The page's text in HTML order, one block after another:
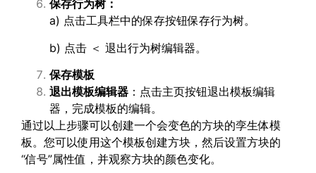
保存行为树：
a) 点击工具栏中的保存按钮保存行为树。
b) 点击 ＜ 退出行为树编辑器。
保存模板
退出模板编辑器 ：点击主页按钮退出模板编辑
器，完成模板的编辑。
通过以上步骤可以创建一个会变色的方块的孪生体模
板。您可以使用这个模板创建方块，然后设置方块的
“信号”属性值，并观察方块的颜色变化。